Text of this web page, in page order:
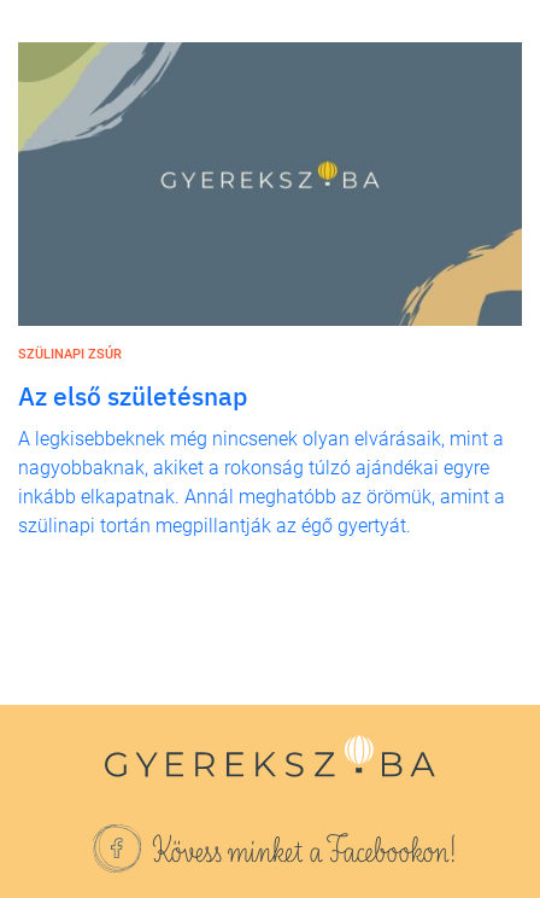
SZÜLINAPI ZSÚR
Az első születésnap
A legkisebbeknek még nincsenek olyan elvárásaik, mint a
nagyobbaknak, akiket a rokonság túlzó ajándékai egyre
inkább elkapatnak. Annál meghatóbb az örömük, amint a
szülinapi tortán megpillantják az égő gyertyát.
Kövess minket a Facebookon!